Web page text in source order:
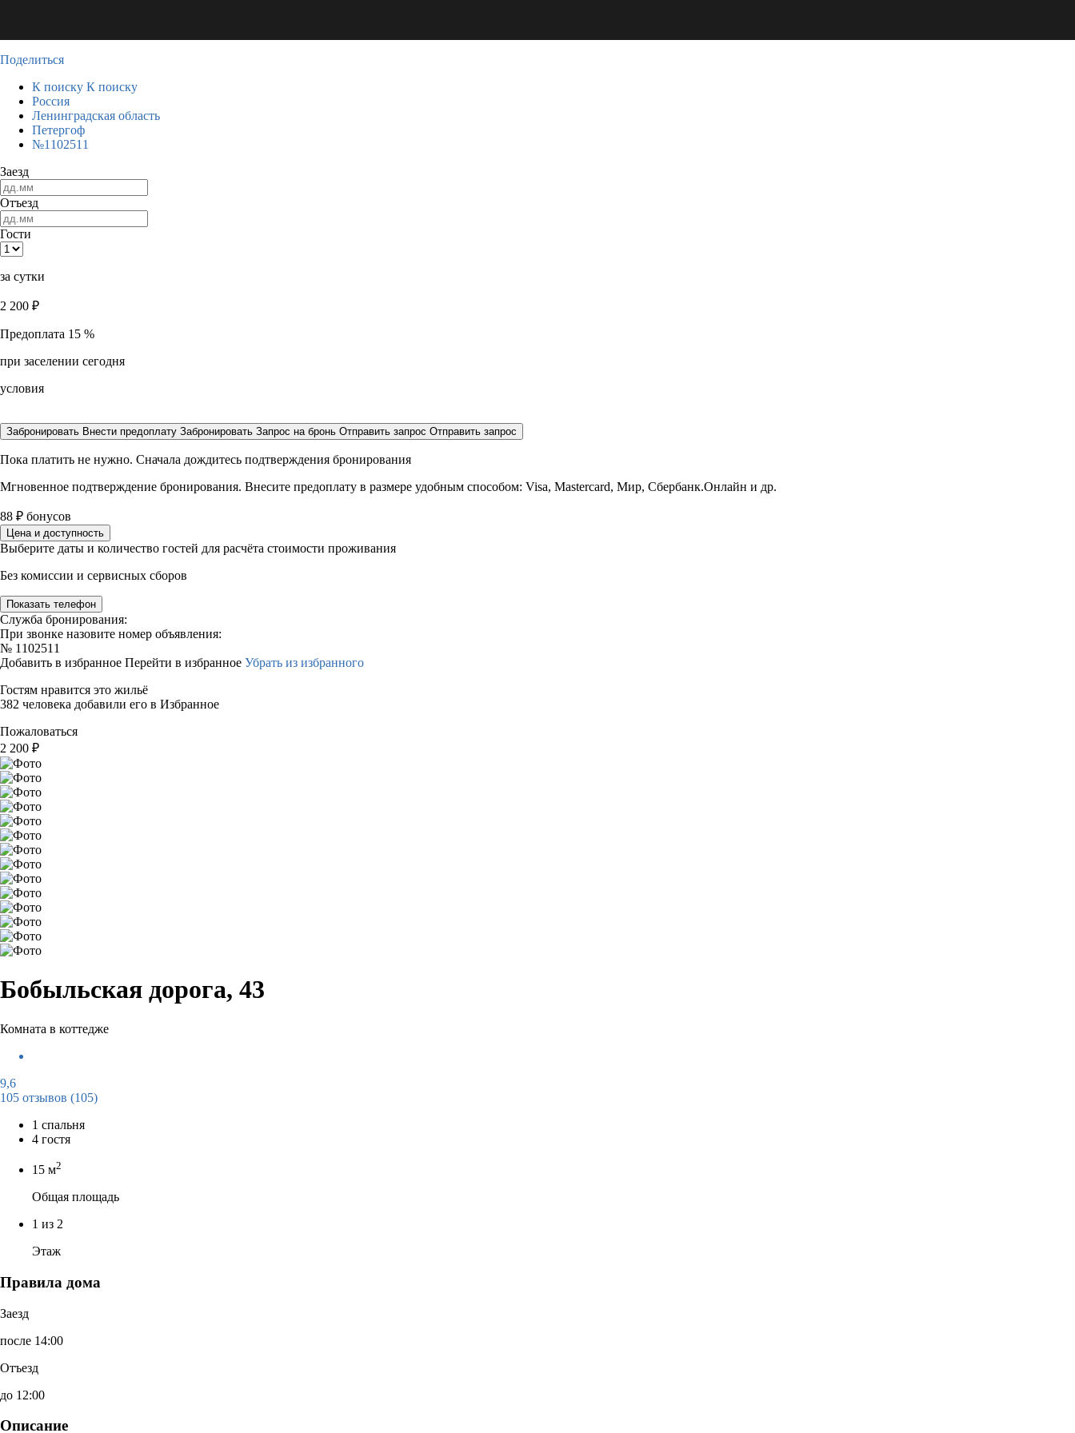
Поделиться
К поиску К поиску
Россия
Ленинградская область
Петергоф
№1102511
Заезд
Отъезд
Гости
за сутки
2 200 ₽
Предоплата 15 %
при заселении сегодня
условия
Забронировать Внести предоплату Забронировать Запрос на бронь Отправить запрос Отправить запрос
Пока платить не нужно. Сначала дождитесь подтверждения бронирования
Мгновенное подтверждение бронирования. Внесите предоплату в размере удобным способом: Visa, Mastercard, Мир, Сбербанк.Онлайн и др.
88 ₽ бонусов
Цена и доступность
Выберите даты и количество гостей для расчёта стоимости проживания
Без комиссии и сервисных сборов
Показать телефон
Служба бронирования:
При звонке назовите номер объявления:
№ 1102511
Добавить в избранное Перейти в избранное Убрать из избранного
Гостям нравится это жильё
382 человека добавили его в Избранное
Пожаловаться
2 200 ₽
Бобыльская дорога, 43
Комната в коттедже
9,6
105 отзывов (105)
1 спальня
4 гостя
15 м2
Общая площадь
1 из 2
Этаж
Правила дома
Заезд
после 14:00
Отъезд
до 12:00
Описание